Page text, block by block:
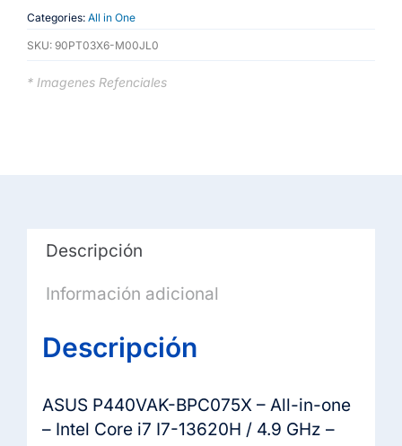
Categories: All in One
SKU: 90PT03X6-M00JL0
* Imagenes Refenciales
Descripción
Información adicional
Descripción
ASUS P440VAK-BPC075X – All-in-one
– Intel Core i7 I7-13620H / 4.9 GHz –